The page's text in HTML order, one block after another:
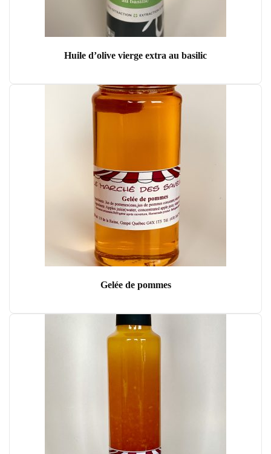
Huile d’olive vierge extra au basilic
Gelée de pommes